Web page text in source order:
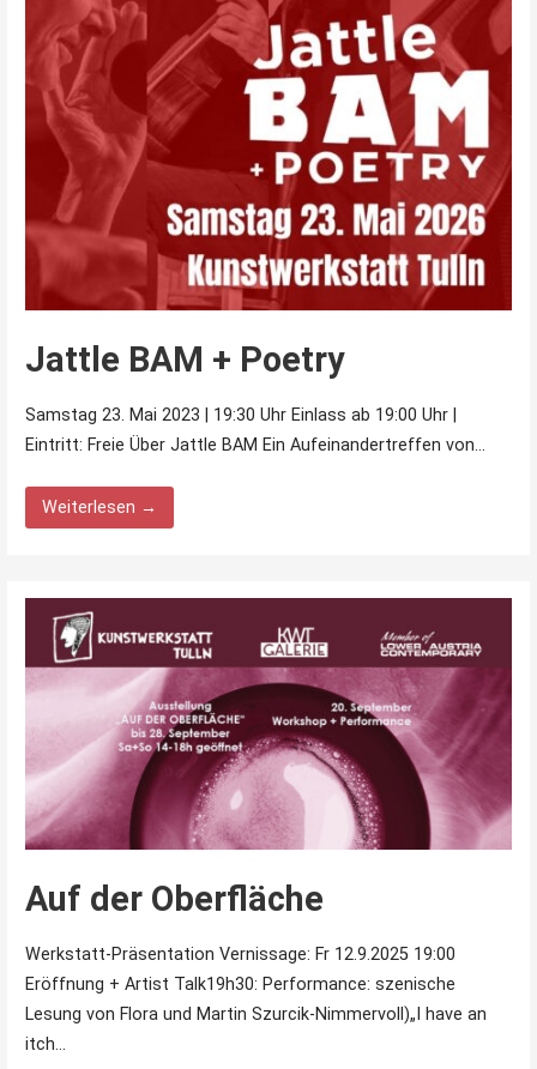
Jattle BAM + Poetry
Samstag 23. Mai 2023 | 19:30 Uhr Einlass ab 19:00 Uhr |
Eintritt: Freie Über Jattle BAM Ein Aufeinandertreffen von…
Weiterlesen →
Auf der Oberfläche
Werkstatt-Präsentation Vernissage: Fr 12.9.2025 19:00
Eröffnung + Artist Talk19h30: Performance: szenische
Lesung von Flora und Martin Szurcik-Nimmervoll)„I have an
itch…